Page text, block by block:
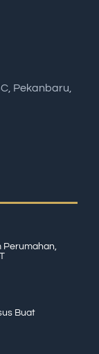
Pekanbaru,
Perumahan,
Buat